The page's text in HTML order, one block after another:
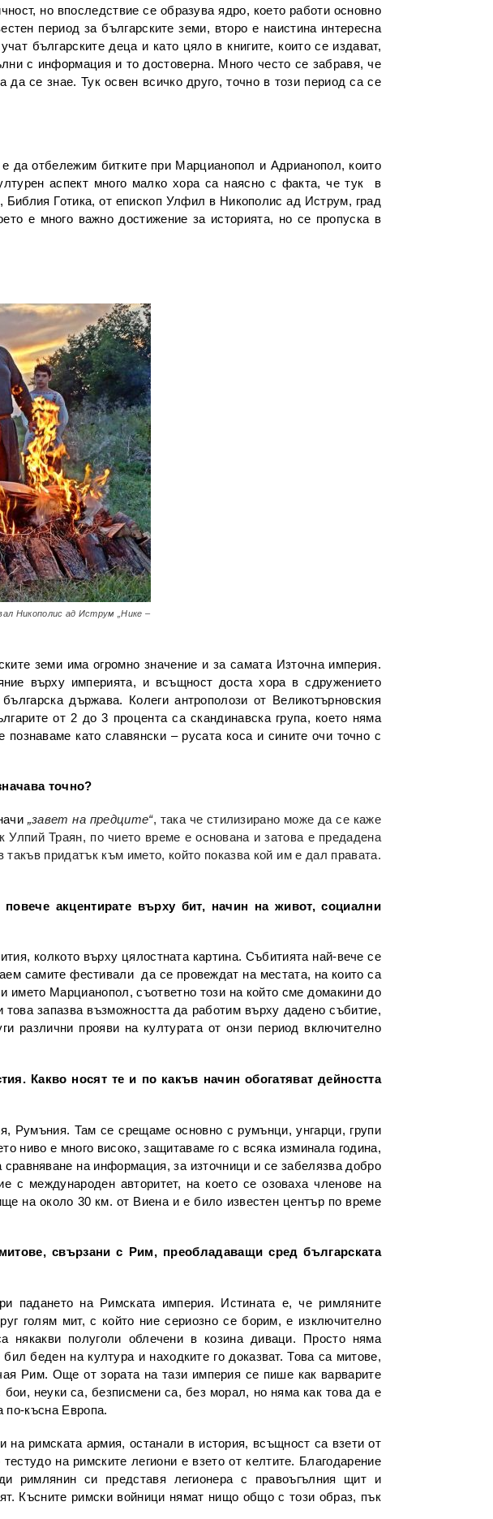
но впоследствие се образува ядро, което работи основно
период за българските земи, второ е наистина интересна
българските деца и като цяло в книгите, които се издават,
с информация и то достоверна. Много често се забравя, че
се знае. Тук освен всичко друго, точно в този период са се
да отбележим битките при Марцианопол и Адрианопол, които
аспект много малко хора са наясно с факта, че тук в
Готика, от епископ Улфил в Никополис ад Иструм, град
е много важно достижение за историята, но се пропуска в
Никополис ад Иструм „Нике –
земи има огромно значение и за самата Източна империя.
върху империята, и всъщност доста хора в сдружението
държава. Колеги антрополози от Великотърновския
от 2 до 3 процента са скандинавска група, което няма
като славянски – русата коса и сините очи точно с
точно?
„завет на предците“, така че стилизирано може да се каже
Траян, по чието време е основана и затова е предадена
придатък към името, който показва кой им е дал правата.
акцентирате върху бит, начин на живот, социални
колкото върху цялостната картина. Събитията най-вече се
самите фестивали да се провеждат на местата, на които са
името Марцианопол, съответно този на който сме домакини до
запазва възможността да работим върху дадено събитие,
различни прояви на културата от онзи период включително
Какво носят те и по какъв начин обогатяват дейността
Румъния. Там се срещаме основно с румънци, унгарци, групи
ниво е много високо, защитаваме го с всяка изминала година,
на информация, за източници и се забелязва добро
с международен авторитет, на което се озоваха членове на
на около 30 км. от Виена и е било известен център по време
свързани с Рим, преобладаващи сред българската
падането на Римската империя. Истината е, че римляните
голям мит, с който ние сериозно се борим, е изключително
някакви полуголи облечени в козина диваци. Просто няма
беден на култура и находките го доказват. Това са митове,
Рим. Още от зората на тази империя се пише как варварите
неуки са, безписмени са, без морал, но няма как това да е
по-късна Европа.
на римската армия, останали в история, всъщност са взети от
на римските легиони е взето от келтите. Благодарение
римлянин си представя легионера с правоъгълния щит и
Късните римски войници нямат нищо общо с този образ, пък